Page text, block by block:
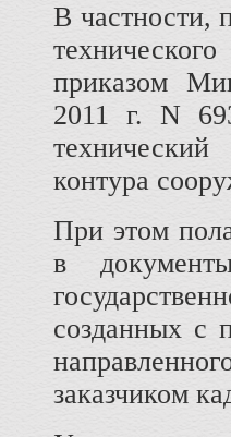
В частности,
приказом
2011 г. N
контура
При этом
в
созданных с
заказчиком